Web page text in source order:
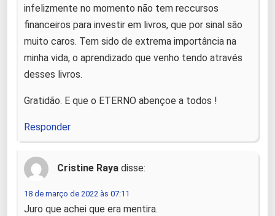
infelizmente no momento não tem reccursos
financeiros para investir em livros, que por sinal são
muito caros. Tem sido de extrema importância na
minha vida, o aprendizado que venho tendo através
desses livros.
Gratidão. E que o ETERNO abençoe a todos !
Responder
Cristine Raya disse:
18 de março de 2022 às 07:11
Juro que achei que era mentira.